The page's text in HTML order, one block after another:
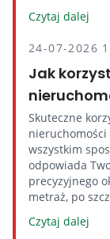
Czytaj dalej
24-07-2026
Jak
Skuteczne
nieruchomości
wszystkim
odpowiada
precyzyjnego
metraż, po
Czytaj dalej